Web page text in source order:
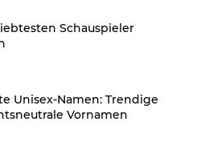
Schauspieler
Unisex-Namen: Trendige
Vornamen